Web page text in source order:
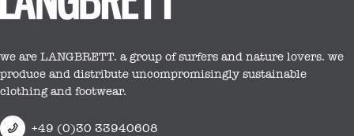
we are LANGBRETT. a group of surfers and nature lovers. we
produce and distribute uncompromisingly sustainable
clothing and footwear.
+49 (0)30 33940608